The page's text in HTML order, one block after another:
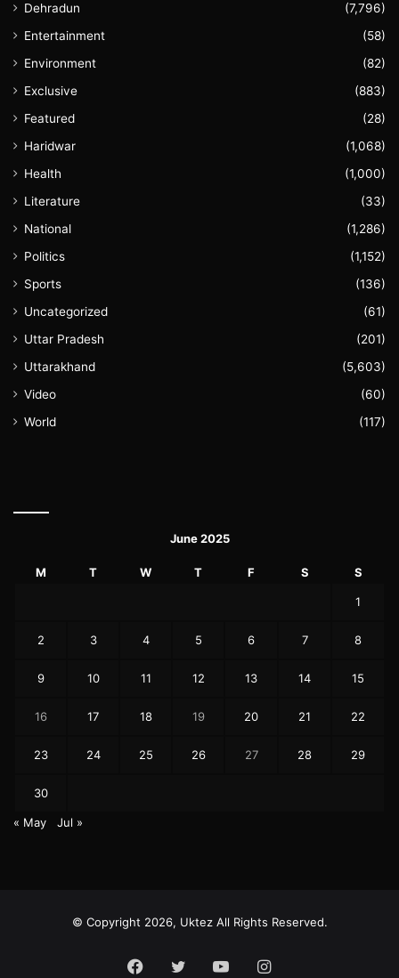
Dehradun
(7,796)
Entertainment
(58)
Environment
(82)
Exclusive
(883)
Featured
(28)
Haridwar
(1,068)
Health
(1,000)
Literature
(33)
National
(1,286)
Politics
(1,152)
Sports
(136)
Uncategorized
(61)
Uttar Pradesh
(201)
Uttarakhand
(5,603)
Video
(60)
World
(117)
June 2025
M T W T F S S
1
2 3 4 5 6 7 8
9 10 11 12 13 14 15
16 17 18 19 20 21 22
23 24 25 26 27 28 29
30
« May Jul »
© Copyright 2026, Uktez All Rights Reserved.
Facebook
Twitter YouTubeInstagram